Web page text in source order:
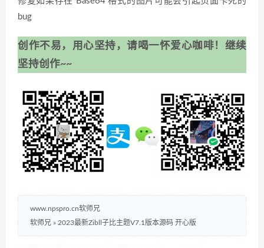
bug
创作不易，用心坚持，请喝一怀爱心咖啡！继续
坚持创作~~
www.npspro.cn软师兄
软师兄 » 2023最新Zibll子比主题V7.1版本源码 开心版